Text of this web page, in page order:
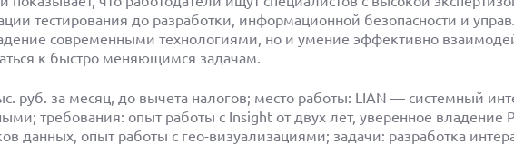
тестирования до разработки, информационной безопасности и
современными технологиями, но и умение эффективно
к быстро меняющимся задачам.
руб. за месяц, до вычета налогов; место работы: LIAN — системный
требования: опыт работы с Insight от двух лет, уверенное владение
данных, опыт работы с гео-визуализациями; задачи: разработка